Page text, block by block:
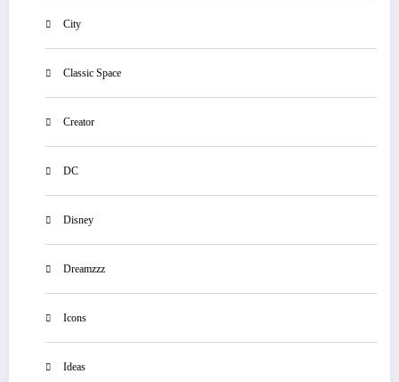
City
Classic Space
Creator
DC
Disney
Dreamzzz
Icons
Ideas